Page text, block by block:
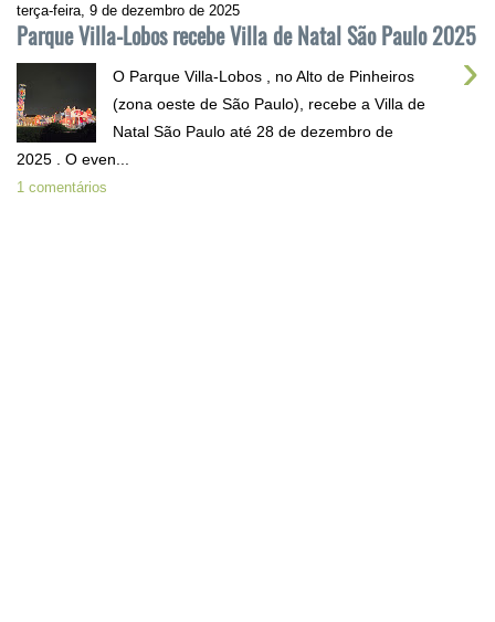
terça-feira, 9 de dezembro de 2025
Parque Villa-Lobos recebe Villa de Natal São Paulo 2025
›
O Parque Villa-Lobos , no Alto de Pinheiros
(zona oeste de São Paulo), recebe a Villa de
Natal São Paulo até 28 de dezembro de
2025 . O even...
1 comentários